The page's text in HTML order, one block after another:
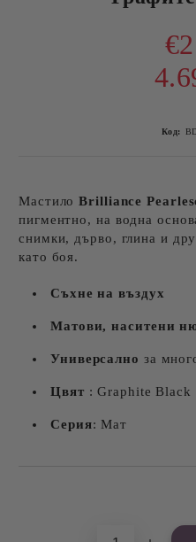
Код:
Мастило Brilliance
пигментно, на водна
снимки, дърво, глина и
като боя.
Съхне на въздух
Матови, наситени
Универсално за
Цвят : Graphite Black
Серия: Мат